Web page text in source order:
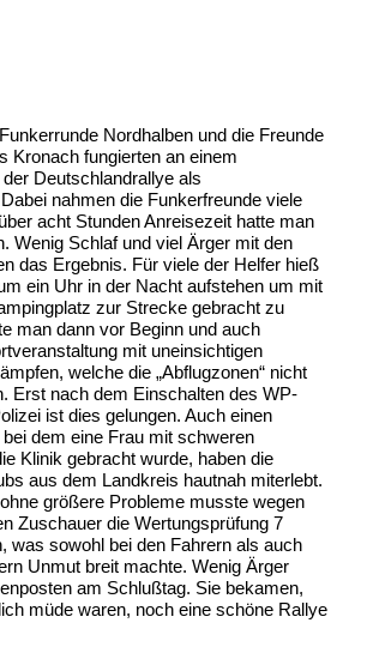
Nordhalben und die Freunde
Kronach fungierten an einem
Deutschlandrallye als
nahmen die Funkerfreunde viele
acht Stunden Anreisezeit hatte man
Wenig Schlaf und viel Ärger mit den
das Ergebnis. Für viele der Helfer hieß
ein Uhr in der Nacht aufstehen um mit
zur Strecke gebracht zu
man dann vor Beginn und auch
mit uneinsichtigen
welche die „Abflugzonen“ nicht
Erst nach dem Einschalten des WP-
ist dies gelungen. Auch einen
dem eine Frau mit schweren
Klinik gebracht wurde, haben die
aus dem Landkreis hautnah miterlebt.
größere Probleme musste wegen
Zuschauer die Wertungsprüfung 7
was sowohl bei den Fahrern als auch
Unmut breit machte. Wenig Ärger
am Schlußtag. Sie bekamen,
müde waren, noch eine schöne Rallye